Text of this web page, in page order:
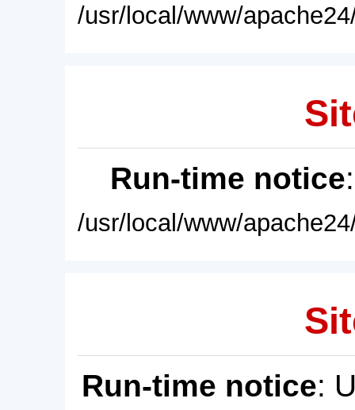
/usr/local/www/
Run-time notice
/usr/local/www/
Run-time notice: